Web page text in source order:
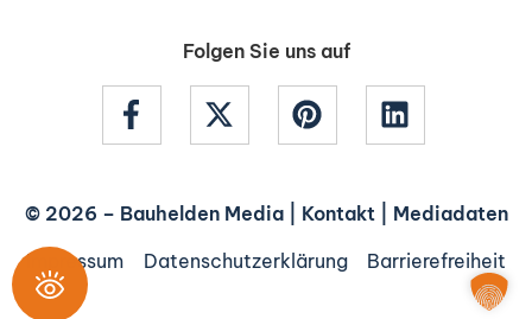
Folgen Sie uns auf
© 2026 – Bauhelden Media| Kontakt| Mediadaten
Impressum
Datenschutzerklärung Barrierefreiheit